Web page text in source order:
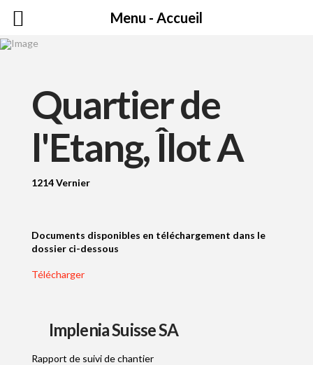
Quartier de
l'Etang, Îlot A
1214 Vernier
Documents disponibles en téléchargement dans le
dossier ci-dessous
Télécharger
Implenia Suisse SA
Rapport de suivi de chantier
Menu - Accueil